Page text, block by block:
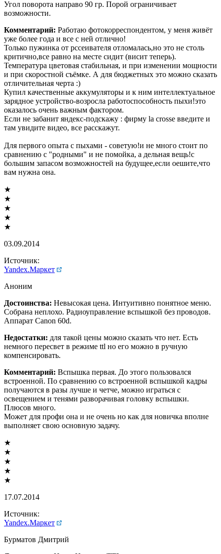
Угол поворота направо 90 гр. Порой ограничивает
возможности.
Комментарий: Работаю фотокорреспондентом, у меня живёт
уже более года и все с ней отлично!
Только пужинка от рссеивателя отломалась,но это не столь
критично,все равно на месте сидит (висит теперь).
Температура цветовая стабильная, и при изменении мощности
и при скоростной съёмке. А для бюджетных это можно сказать
отличительная черта :)
Купил качественные аккумуляторы и к ним интеллектуальное
зарядное устройство-возросла работоспособность пыхи!это
оказалось очень важным фактором.
Если не забанит яндекс-подскажу : фирму la crosse введите и
там увидите видео, все расскажут.
Для первого опыта с пыхами - советую!и не много стоит по
сравнению с "родными" и не помойка, а дельная вещь!с
большим запасом возможностей на будущее,если оешите,что
вам нужна она.
★
★
★
★
★
03.09.2014
Источник:
Yandex.Маркет
Аноним
Достоинства: Невысокая цена. Интуитивно понятное меню.
Собрана неплохо. Радиоуправление вспышкой без проводов.
Аппарат Canon 60d.
Недостатки: для такой цены можно сказать что нет. Есть
немного пересвет в режиме ttl но его можно в ручную
компенсировать.
Комментарий: Вспышка первая. До этого пользовался
встроенной. По сравнению со встроенной вспышкой кадры
получаются в разы лучше и четче, можно играться с
освещением и тенями разворачивая головку вспышки.
Плюсов много.
Может для профи она и не очень но как для новичка вполне
выполняет свою основную задачу.
★
★
★
★
★
17.07.2014
Источник:
Yandex.Маркет
Бурматов Дмитрий